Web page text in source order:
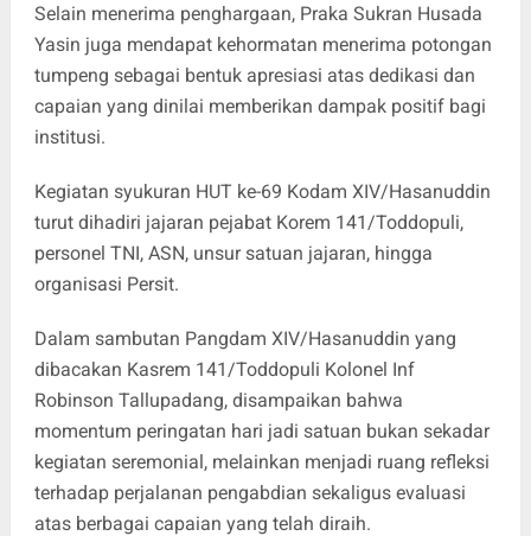
Selain menerima penghargaan, Praka Sukran Husada
Yasin juga mendapat kehormatan menerima potongan
tumpeng sebagai bentuk apresiasi atas dedikasi dan
capaian yang dinilai memberikan dampak positif bagi
institusi.
Kegiatan syukuran HUT ke-69 Kodam XIV/Hasanuddin
turut dihadiri jajaran pejabat Korem 141/Toddopuli,
personel TNI, ASN, unsur satuan jajaran, hingga
organisasi Persit.
Dalam sambutan Pangdam XIV/Hasanuddin yang
dibacakan Kasrem 141/Toddopuli Kolonel Inf
Robinson Tallupadang, disampaikan bahwa
momentum peringatan hari jadi satuan bukan sekadar
kegiatan seremonial, melainkan menjadi ruang refleksi
terhadap perjalanan pengabdian sekaligus evaluasi
atas berbagai capaian yang telah diraih.